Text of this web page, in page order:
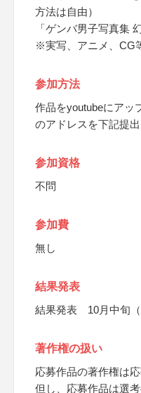
方法は自由）
「ゲンバ男子写真集
※実写、アニメ、CG
参加方法
作品をyoutubeにアッ
のアドレスを下記提
参加資格
不問
参加費
無し
結果発表
結果発表 10月中旬（
著作権の扱い
応募作品の著作権は
但し、応募作品は選